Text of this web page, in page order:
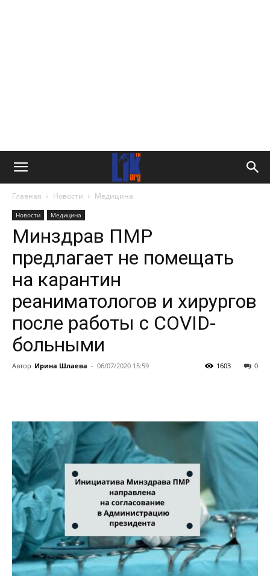
Главная Новости Медицина
Новости Медицина
Минздрав ПМР
предлагает не помещать
на карантин
реаниматологов и хирургов
после работы с СOVID-
больными
Автор Ирина Шлаева - 06/07/2020 15:59 0
1603